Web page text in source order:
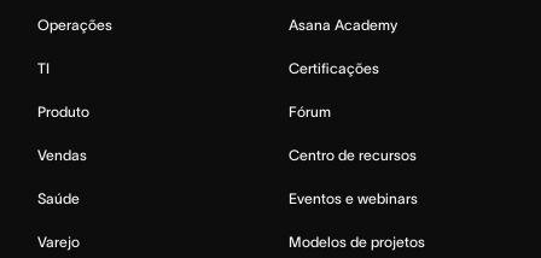
Operações
TI
Produto
Vendas
Saúde
Varejo
Asana Academy
Certificações
Fórum
Centro de recursos
Eventos e webinars
Modelos de projetos